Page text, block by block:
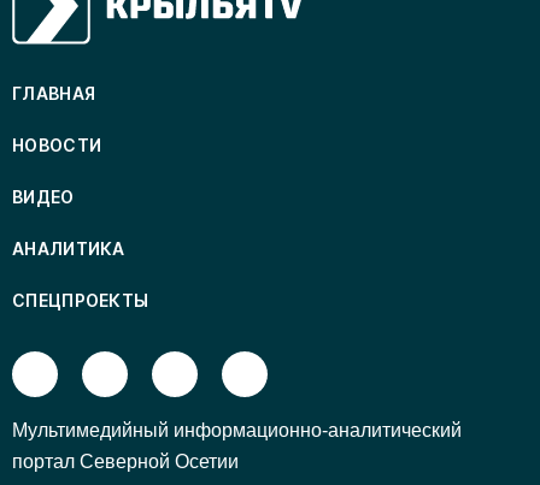
ГЛАВНАЯ
НОВОСТИ
ВИДЕО
АНАЛИТИКА
СПЕЦПРОЕКТЫ
Mультимедийный информационно-аналитический
портал Северной Осетии